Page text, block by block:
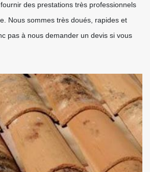
des prestations très professionnels
Nous sommes très doués, rapides et
pas à nous demander un devis si vous